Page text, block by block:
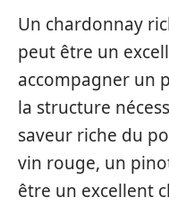
Un chardonnay
peut être un
accompagner un
la structure
saveur riche du
vin rouge, un
être un excellent